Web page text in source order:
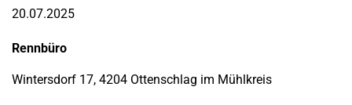
20.07.2025
Rennbüro
Wintersdorf 17, 4204 Ottenschlag im Mühlkreis